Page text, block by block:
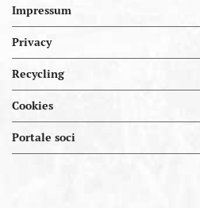
Impressum
Privacy
Recycling
Cookies
Portale soci
Portal.kellereien